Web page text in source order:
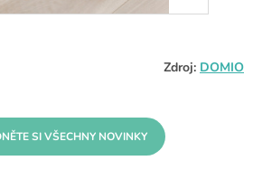
Zdroj: DOMIO
SI VŠECHNY NOVINKY